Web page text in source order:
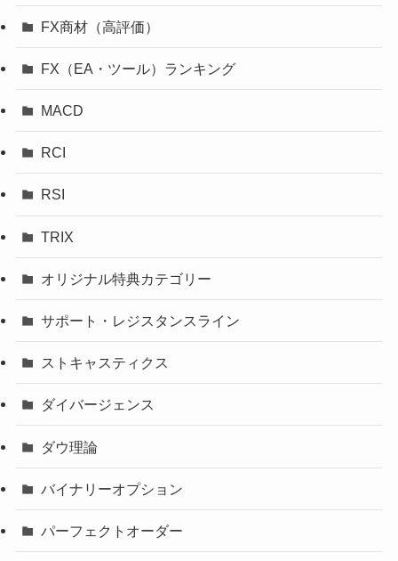
FX商材（高評価）
FX（EA・ツール）ランキング
MACD
RCI
RSI
TRIX
オリジナル特典カテゴリー
サポート・レジスタンスライン
ストキャスティクス
ダイバージェンス
ダウ理論
バイナリーオプション
パーフェクトオーダー